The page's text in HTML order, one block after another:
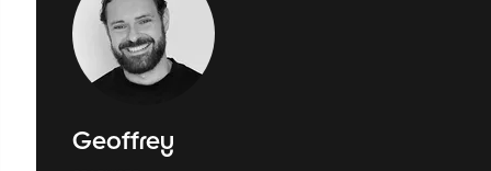
Geoffrey